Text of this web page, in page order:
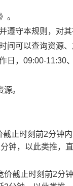
。
遵守本规则，对
间可以查询资源
日，09:00-11:30
。
止时刻前2分钟
钟，以此类推，
截止时刻前2分